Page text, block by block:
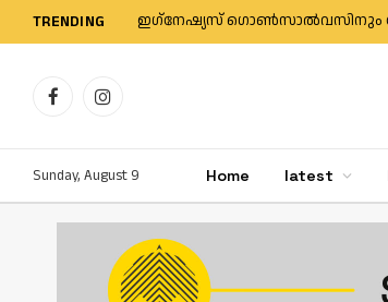
TRENDING
FacebookInstagram
Sunday, August 9 Home latest